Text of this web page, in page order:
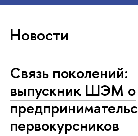
Новости
Связь поколений:
выпускник ШЭМ о
первокурсников